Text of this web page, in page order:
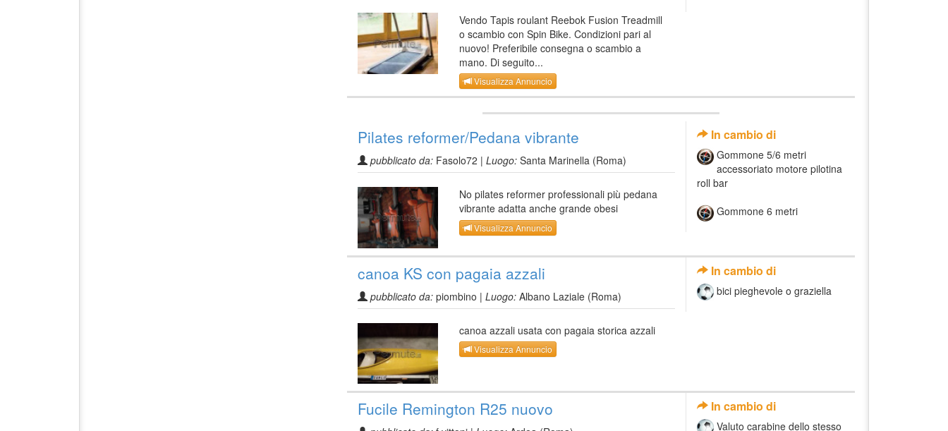
Vendo Tapis roulant Reebok Fusion Treadmill
o scambio con Spin Bike. Condizioni pari al
nuovo! Preferibile consegna o scambio a
mano. Di seguito...
Visualizza Annuncio
Pilates reformer/Pedana vibrante
pubblicato da: Fasolo72 | Luogo: Santa Marinella (Roma)
No pilates reformer professionali più pedana
vibrante adatta anche grande obesi
Visualizza Annuncio
In cambio di
Gommone 5/6 metri
accessoriato motore pilotina
roll bar
Gommone 6 metri
canoa KS con pagaia azzali
pubblicato da: piombino | Luogo: Albano Laziale (Roma)
canoa azzali usata con pagaia storica azzali
Visualizza Annuncio
In cambio di
bici pieghevole o graziella
Fucile Remington R25 nuovo In cambio di
Valuto carabine dello stesso